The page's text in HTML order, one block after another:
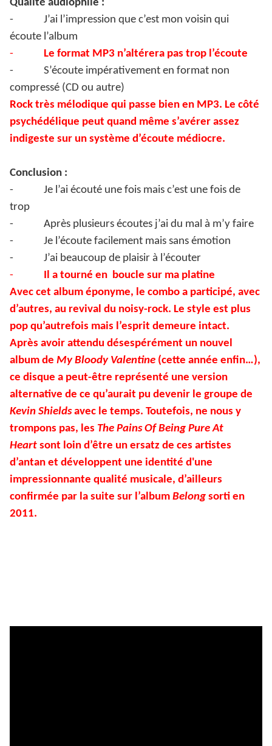
Qualité audiophile :
-
J’ai l’impression que c’est mon voisin qui
écoute l’album
-
Le format MP3 n’altérera pas trop l’écoute
-
S’écoute impérativement en format non
compressé (CD ou autre)
Rock très mélodique qui passe bien en MP3. Le côté
psychédélique peut quand même s’avérer assez
indigeste sur un système d’écoute médiocre.
Conclusion :
-
Je l’ai écouté une fois mais c’est une fois de
trop
-
Après plusieurs écoutes j’ai du mal à m’y faire
-
Je l’écoute facilement mais sans émotion
-
J’ai beaucoup de plaisir à l’écouter
-
Il a tourné en boucle sur ma platine
Avec cet album éponyme, le combo a participé, avec
d’autres, au revival du noisy-rock. Le style est plus
pop qu’autrefois mais l’esprit demeure intact.
Après avoir attendu désespérément un nouvel
album de My Bloody Valentine (cette année enfin…),
ce disque a peut-être représenté une version
alternative de ce qu’aurait pu devenir le groupe de
Kevin Shieldsavec le temps. Toutefois, ne nous y
trompons pas, les The Pains Of Being Pure At
Heart sont loin d’être un ersatz de ces artistes
d’antan et développent une identité d'une
impressionnante qualité musicale, d’ailleurs
confirmée par la suite sur l’album Belong sorti en
2011.